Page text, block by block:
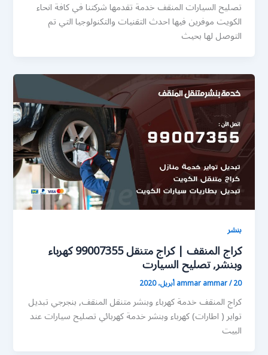
تصليح السيارات المنقف خدمة تقدمها شركتنا في كافة انحاء
الكويت موفرين فيها احدث التقنيات والتكنولوجيا التي تم
التوصل لها بحيث
بنشر
كراج المنقف | كراج متنقل 99007355 كهرباء
وبنشر, تصليح السيارت
ammar ammar/20 أبريل، 2020
كراج المنقف خدمة كهرباء وبنشر متنقل المنقف, بنجرجي تبديل
تواير ( اطارات) كهرباء وبنشر خدمة كهربائي تصليح سيارات عند
البيت